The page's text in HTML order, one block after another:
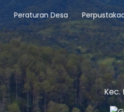
Peraturan Desa
Kec.